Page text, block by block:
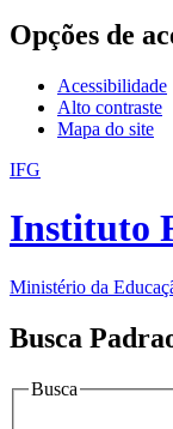
Opções de
Acessibilidade
Alto contraste
Mapa do site
IFG
Instituto
Ministério da
Busca
Busca